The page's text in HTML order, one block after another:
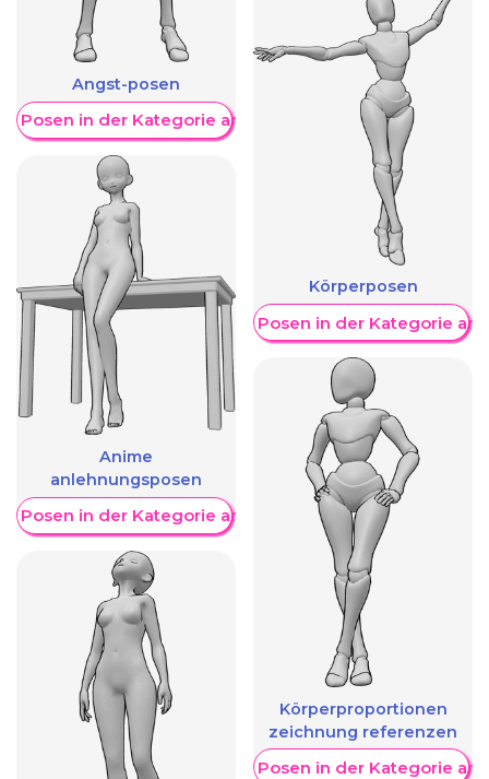
Angst-posen
Posen in der Kategorie anzeigen
Anime
anlehnungsposen
Posen in der Kategorie anzeigen
Körperposen
Weitere Posen in der Kategorie
Körperproportionen
zeichnung referenzen
Weitere Posen in der Kategorie